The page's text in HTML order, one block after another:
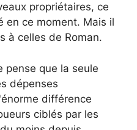
propriétaires, ce
en ce moment. Mais il
à celles de Roman.
pense que la seule
dépenses
différence
ciblés par les